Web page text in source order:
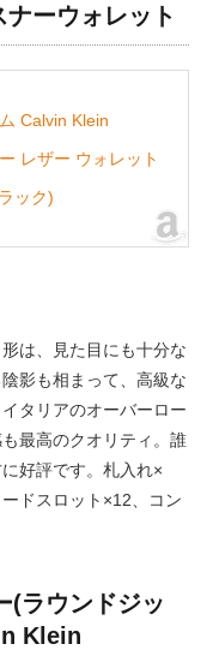
ーウォレット
Calvin Klein
レザー ウォレット
ック)
は、見た目にも十分な
影も相まって、高級な
タリアのオーバーロー
最高のクオリティ。誰
好評です。札入れ×
ドスロット×12、コン
ラウンドジッ
Klein